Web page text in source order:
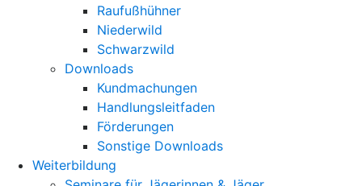
Raufußhühner
Niederwild
Schwarzwild
Downloads
Kundmachungen
Handlungsleitfaden
Förderungen
Sonstige Downloads
Weiterbildung